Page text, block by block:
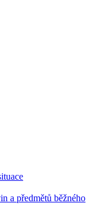
a předmětů běžného